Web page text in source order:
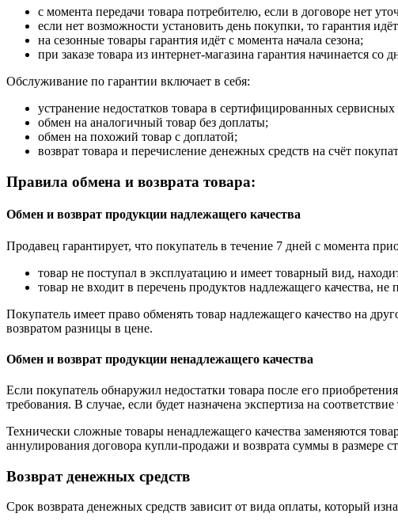
с момента передачи товара потребителю, если в договоре нет
если нет возможности установить день покупки, то гарантия
на сезонные товары гарантия идёт с момента начала сезона;
при заказе товара из интернет-магазина гарантия начинается со
Обслуживание по гарантии включает в себя:
устранение недостатков товара в сертифицированных сервисных
обмен на аналогичный товар без доплаты;
обмен на похожий товар с доплатой;
возврат товара и перечисление денежных средств на счёт
Правила обмена и возврата товара:
Обмен и возврат продукции надлежащего качества
Продавец гарантирует, что покупатель в течение 7 дней с момента
товар не поступал в эксплуатацию и имеет товарный вид,
товар не входит в перечень продуктов надлежащего качества,
Покупатель имеет право обменять товар надлежащего качество на
возвратом разницы в цене.
Обмен и возврат продукции ненадлежащего качества
Если покупатель обнаружил недостатки товара после его
требования. В случае, если будет назначена экспертиза на
Технически сложные товары ненадлежащего качества заменяются
аннулирования договора купли-продажи и возврата суммы в размере
Возврат денежных средств
Срок возврата денежных средств зависит от вида оплаты, который